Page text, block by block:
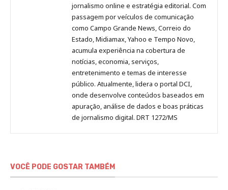
Pinterest
LinkedInInstagram
FacebookMalagolini
jornalismo online e estratégia editorial. Com
passagem por veículos de comunicação
como Campo Grande News, Correio do
Estado, Midiamax, Yahoo e Tempo Novo,
acumula experiência na cobertura de
notícias, economia, serviços,
entretenimento e temas de interesse
público. Atualmente, lidera o portal DCI,
onde desenvolve conteúdos baseados em
apuração, análise de dados e boas práticas
de jornalismo digital. DRT 1272/MS
VOCÊ PODE GOSTAR TAMBÉM